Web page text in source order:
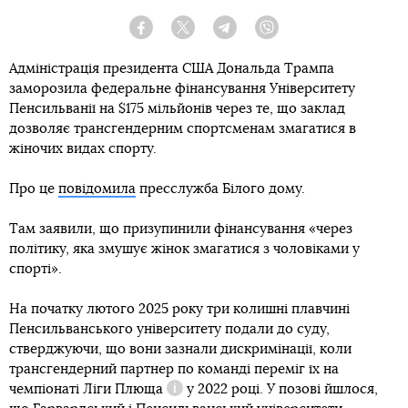
Facebook Twitter Telegram
Адміністрація президента США Дональда Трампа
заморозила федеральне фінансування Університету
Пенсильванії на $175 мільйонів через те, що заклад
дозволяє трансгендерним спортсменам змагатися в
жіночих видах спорту.
Про це повідомила пресслужба Білого дому.
Там заявили, що призупинили фінансування «через
політику, яка змушує жінок змагатися з чоловіками у
спорті».
На початку лютого 2025 року три колишні плавчині
Пенсильванського університету подали до суду,
стверджуючи, що вони зазнали дискримінації, коли
трансгендерний партнер по команді переміг їх на
чемпіонаті Ліги Плюща
Довідка
у 2022 році. У позові йшлося,